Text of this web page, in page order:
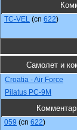
TC-VEL (cn 622)
Самолет и
Croatia - Air Force
Pilatus PC-9M
059 (cn 622)